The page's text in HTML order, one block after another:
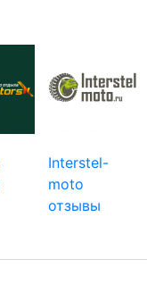
Interstel-
moto
отзывы